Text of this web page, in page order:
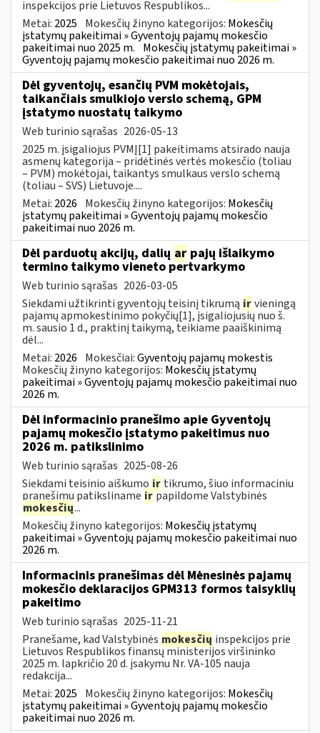
inspekcijos prie Lietuvos Respublikos...
Metai: 2025 Mokesčių žinyno kategorijos: Mokesčių
įstatymų pakeitimai » Gyventojų pajamų mokesčio
pakeitimai nuo 2025 m. Mokesčių įstatymų pakeitimai »
Gyventojų pajamų mokesčio pakeitimai nuo 2026 m.
Dėl gyventojų, esančių PVM mokėtojais,
taikančiais smulkiojo verslo schemą, GPM
įstatymo nuostatų taikymo
Web turinio sąrašas 2026-05-13
2025 m. įsigaliojus PVMĮ[1] pakeitimams atsirado nauja
asmenų kategorija – pridėtinės vertės mokesčio (toliau
– PVM) mokėtojai, taikantys smulkaus verslo schemą
(toliau – SVS) Lietuvoje....
Metai: 2026 Mokesčių žinyno kategorijos: Mokesčių
įstatymų pakeitimai » Gyventojų pajamų mokesčio
pakeitimai nuo 2026 m.
Dėl parduotų akcijų, dalių ar pajų išlaikymo
termino taikymo vieneto pertvarkymo
Web turinio sąrašas 2026-03-05
Siekdami užtikrinti gyventojų teisinį tikrumą irvieningą
pajamų apmokestinimo pokyčių[1], įsigaliojusių nuo š.
m. sausio 1 d., praktinį taikymą, teikiame paaiškinimą
dėl...
Metai: 2026 Mokesčiai:Gyventojų pajamų mokestis
Mokesčių žinyno kategorijos: Mokesčių įstatymų
pakeitimai » Gyventojų pajamų mokesčio pakeitimai nuo
2026 m.
Dėl informacinio pranešimo apie Gyventojų
pajamų mokesčio įstatymo pakeitimus nuo
2026 m. patikslinimo
Web turinio sąrašas 2025-08-26
Siekdami teisinio aiškumo ir tikrumo, šiuo informaciniu
pranešimu patiksliname irpapildome Valstybinės
mokesčių...
Mokesčių žinyno kategorijos: Mokesčių įstatymų
pakeitimai » Gyventojų pajamų mokesčio pakeitimai nuo
2026 m.
Informacinis pranešimas dėl Mėnesinės pajamų
mokesčio deklaracijos GPM313 formos taisyklių
pakeitimo
Web turinio sąrašas 2025-11-21
Pranešame, kad Valstybinės mokesčių inspekcijos prie
Lietuvos Respublikos finansų ministerijos viršininko
2025 m. lapkričio 20 d. įsakymu Nr. VA-105 nauja
redakcija...
Metai: 2025 Mokesčių žinyno kategorijos: Mokesčių
įstatymų pakeitimai » Gyventojų pajamų mokesčio
pakeitimai nuo 2026 m.